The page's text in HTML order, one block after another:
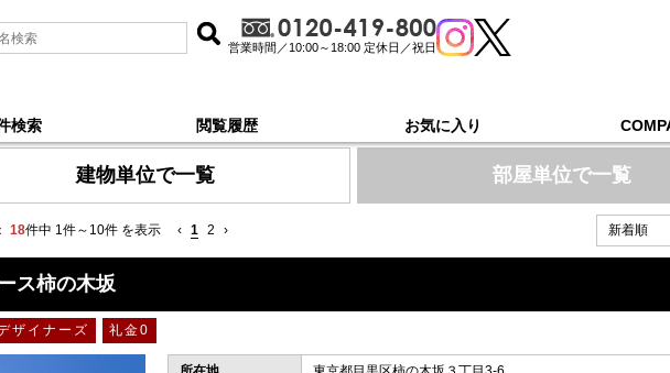
営業時間／10:00～18:00 定休日／祝日
検索 閲覧履歴 お気に入り
立大学, 新着順 で探す
建物単位で一覧 部屋単位で一覧
18件中 1件～10件 を表示 ‹ 1 2 ›
ス柿の木坂
ザイナーズ 礼金0